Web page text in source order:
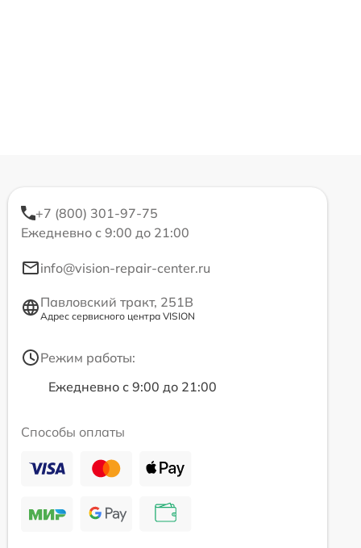
+7 (800) 301-97-75
Ежедневно с 9:00 до 21:00
info@vision-repair-center.ru
Павловский тракт, 251В
Адрес сервисного центра VISION
Режим работы:
Ежедневно с 9:00 до 21:00
Способы оплаты